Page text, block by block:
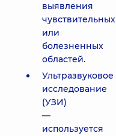
выявления
чувствительных
или
болезненных
областей.
Ультразвуковое
исследование
(УЗИ)
—
используется